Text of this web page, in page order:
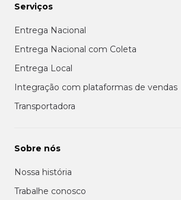
Serviços
Entrega Nacional
Entrega Nacional com Coleta
Entrega Local
Integração com plataformas de vendas
Transportadora
Sobre nós
Nossa história
Trabalhe conosco